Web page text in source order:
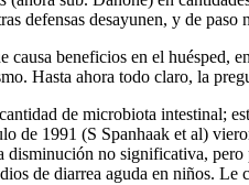
defensas desayunen, y de
beneficios en el huésped,
Hasta ahora todo claro, la
de microbiota intestinal;
de 1991 (S Spanhaak et al)
no significativa, pero
de diarrea aguda en niños.